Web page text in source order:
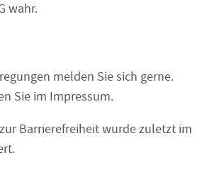
wahr.
melden Sie sich gerne.
Sie im Impressum.
Barrierefreiheit wurde zuletzt im